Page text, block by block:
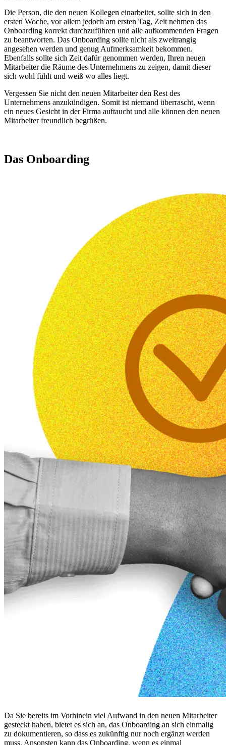
Die Person, die den neuen Kollegen einarbeitet, sollte sich in den
ersten Woche, vor allem jedoch am ersten Tag, Zeit nehmen das
Onboarding korrekt durchzuführen und alle aufkommenden Fragen
zu beantworten. Das Onboarding sollte nicht als zweitrangig
angesehen werden und genug Aufmerksamkeit bekommen.
Ebenfalls sollte sich Zeit dafür genommen werden, Ihren neuen
Mitarbeiter die Räume des Unternehmens zu zeigen, damit dieser
sich wohl fühlt und weiß wo alles liegt.
Vergessen Sie nicht den neuen Mitarbeiter den Rest des
Unternehmens anzukündigen. Somit ist niemand überrascht, wenn
ein neues Gesicht in der Firma auftaucht und alle können den neuen
Mitarbeiter freundlich begrüßen.
Das Onboarding
Da Sie bereits im Vorhinein viel Aufwand in den neuen Mitarbeiter
gesteckt haben, bietet es sich an, das Onboarding an sich einmalig
zu dokumentieren, so dass es zukünftig nur noch ergänzt werden
muss. Ansonsten kann das Onboarding, wenn es einmal